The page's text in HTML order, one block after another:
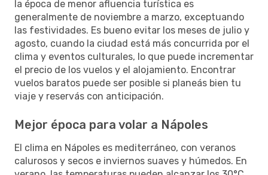
la época de menor afluencia turística es
generalmente de noviembre a marzo, exceptuando
las festividades. Es bueno evitar los meses de julio y
agosto, cuando la ciudad está más concurrida por el
clima y eventos culturales, lo que puede incrementar
el precio de los vuelos y el alojamiento. Encontrar
vuelos baratos puede ser posible si planeás bien tu
viaje y reservás con anticipación.
Mejor época para volar a Nápoles
El clima en Nápoles es mediterráneo, con veranos
calurosos y secos e inviernos suaves y húmedos. En